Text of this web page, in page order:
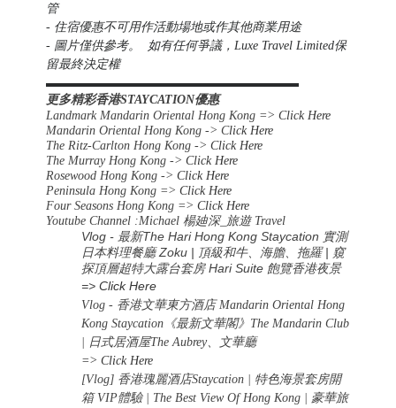
管
- 住宿優惠不可用作活動場地或作其他商業用途
- 圖片僅供參考。 如有任何爭議，Luxe Travel Limited保
留最終決定權
▬▬▬▬▬▬▬▬▬▬▬▬▬▬▬▬▬▬▬▬▬▬
更多精彩香港STAYCATION優惠
Landmark Mandarin Oriental Hong Kong =>Click Here
Mandarin Oriental Hong Kong -> Click Here
The Ritz-Carlton Hong Kong ->Click Here
The Murray Hong Kong ->Click Here
Rosewood Hong Kong ->Click Here
Peninsula Hong Kong =>Click Here
Four Seasons Hong Kong =>Click Here
Youtube Channel :Michael楊廸深_ 旅遊Travel
Vlog - 最新The Hari Hong Kong Staycation 實測
日本料理餐廳 Zoku | 頂級和牛、海膽、拖羅 | 窺
探頂層超特大露台套房 Hari Suite 飽覽香港夜景
=>Click Here
Vlog - 香港文華東方酒店 Mandarin Oriental Hong
Kong Staycation《最新文華閣》The Mandarin Club
| 日式居酒屋The Aubrey、文華廳
=> Click Here
[Vlog] 香港瑰麗酒店Staycation | 特色海景套房開
箱 VIP體驗 | The Best View Of Hong Kong | 豪華旅